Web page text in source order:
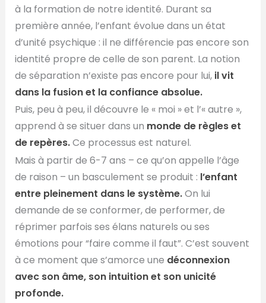
à la formation de notre identité. Durant sa
première année, l’enfant évolue dans un état
d’unité psychique : il ne différencie pas encore son
identité propre de celle de son parent. La notion
de séparation n’existe pas encore pour lui, il vit
dans la fusion et la confiance absolue.
Puis, peu à peu, il découvre le « moi » et l’« autre »,
apprend à se situer dans un monde de règles et
de repères.Ce processus est naturel.
Mais à partir de 6-7 ans – ce qu’on appelle l’âge
de raison – un basculement se produit : l’enfant
entre pleinement dans le système.On lui
demande de se conformer, de performer, de
réprimer parfois ses élans naturels ou ses
émotions pour “faire comme il faut”. C’est souvent
à ce moment que s’amorce une déconnexion
avec son âme, son intuition et son unicité
profonde.